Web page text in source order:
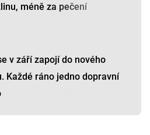
méně za pečení
v září zapojí do nového
Každé ráno jedno dopravní